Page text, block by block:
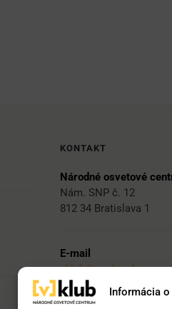
Informácia
KONTAKT
Národné osvetové
Nám. SNP č. 12
812 34 Bratislava 1
E-mail
vklub@nocka.sk